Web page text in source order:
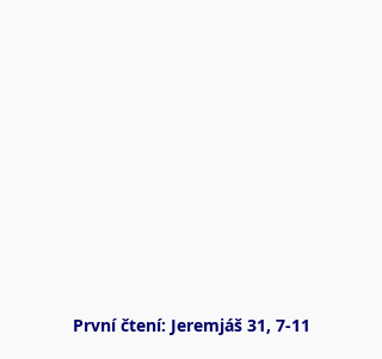
První čtení: Jeremjáš 31, 7-11